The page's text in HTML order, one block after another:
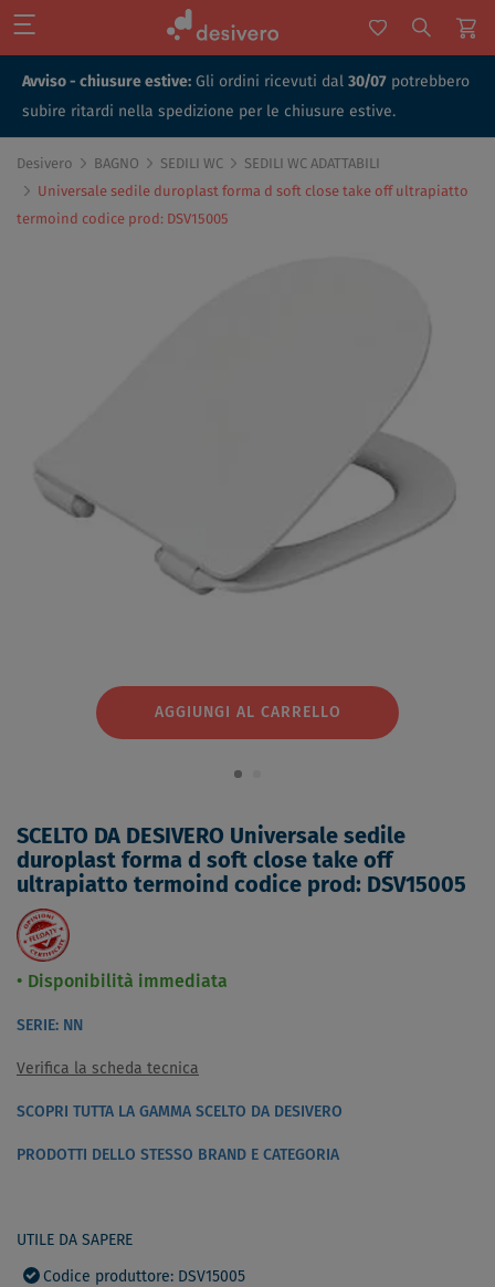
Avviso - chiusure estive: Gli ordini ricevuti dal 30/07 potrebbero
subire ritardi nella spedizione per le chiusure estive.
Desivero BAGNO SEDILI WC
SEDILI WC ADATTABILI
Universale sedile duroplast forma d soft close take off ultrapiatto
termoind codice prod: DSV15005
AGGIUNGI AL CARRELLO
SCELTO DA DESIVERO Universale sedile
duroplast forma d soft close take off
ultrapiatto termoind codice prod: DSV15005
Disponibilità immediata
SERIE: NN
Verifica la scheda tecnica
SCOPRI TUTTA LA GAMMA SCELTO DA DESIVERO
PRODOTTI DELLO STESSO BRAND E CATEGORIA
UTILE DA SAPERE
Codice produttore: DSV15005